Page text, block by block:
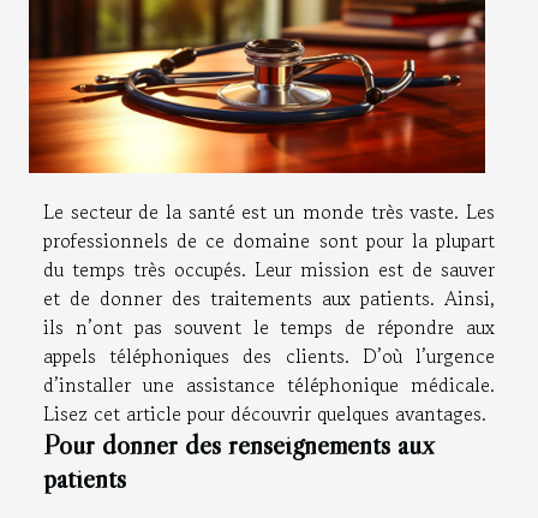
Le secteur de la santé est un monde très vaste. Les
professionnels de ce domaine sont pour la plupart
du temps très occupés. Leur mission est de sauver
et de donner des traitements aux patients. Ainsi,
ils n’ont pas souvent le temps de répondre aux
appels téléphoniques des clients. D’où l’urgence
d’installer une assistance téléphonique médicale.
Lisez cet article pour découvrir quelques avantages.
Pour donner des renseignements aux
patients